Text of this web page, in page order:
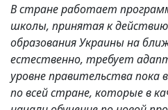
В стране работает
школы, принятая к
образования Украины на
естественно, требует
уровне правительства пока
по всей стране, которые в